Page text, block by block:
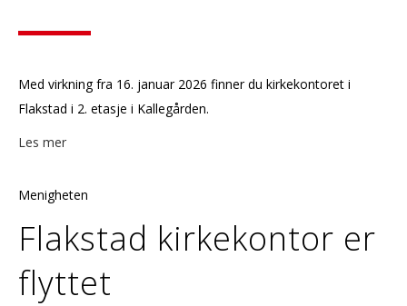
Med virkning fra 16. januar 2026 finner du kirkekontoret i
Flakstad i 2. etasje i Kallegården.
Les mer
Menigheten
Flakstad kirkekontor er
flyttet